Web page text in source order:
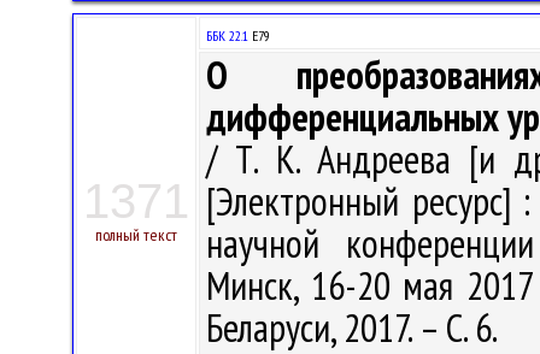
1371
полный текст
ББК 22.1 Е79
О
дифференциальных
/ Т. К. Андреева [и
[Электронный
научной
Минск, 16-20 мая
Беларуси, 2017. – С. 6.